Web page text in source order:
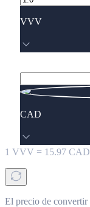
VVV
CAD
1 VVV = 15.97 CAD
El precio de